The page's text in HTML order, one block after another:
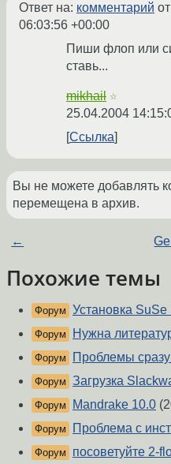
Ответ на: комментарий
06:03:56 +00:00
Пиши флоп или
ставь...
mikhail ☆
25.04.2004
Ссылка
Вы не можете добавлять
перемещена в архив.
←
Похожие темы
Форум Установка SuSe
Форум Нужна
Форум Проблемы
Форум Загрузка
Форум Mandrake 10.0
Форум Проблема с
Форум
посоветуйте 2-